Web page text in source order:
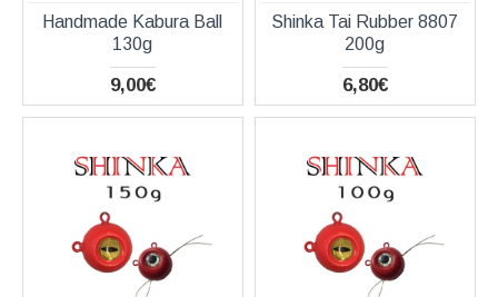
Handmade Kabura Ball
130g
9,00€
Shinka Tai Rubber 8807
200g
6,80€